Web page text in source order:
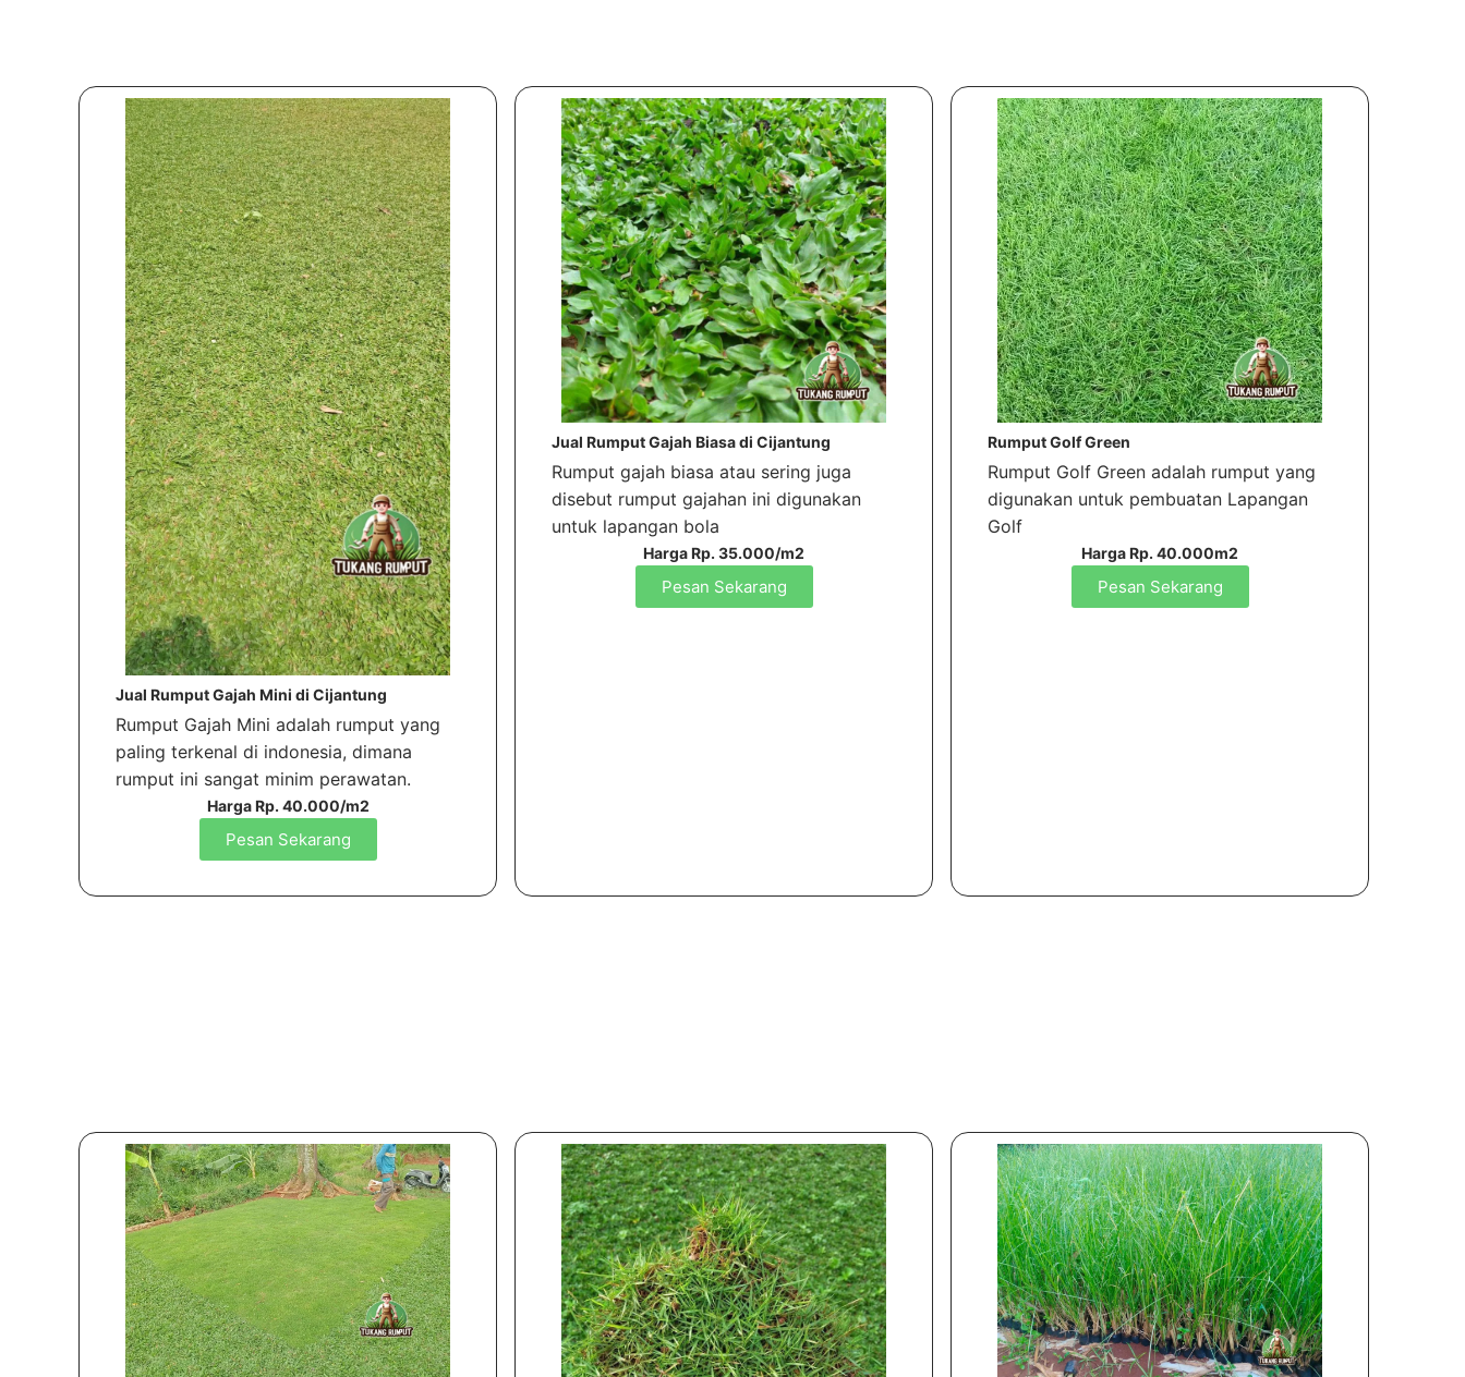
Jual Rumput Gajah Mini di Cijantung
Rumput Gajah Mini adalah rumput yang
paling terkenal di indonesia, dimana
rumput ini sangat minim perawatan.
Harga Rp. 40.000/m2
Pesan Sekarang
Jual Rumput Gajah Biasa di Cijantung
Rumput gajah biasa atau sering juga
disebut rumput gajahan ini digunakan
untuk lapangan bola
Harga Rp. 35.000/m2
Pesan Sekarang
Rumput Golf Green
Rumput Golf Green adalah rumput yang
digunakan untuk pembuatan Lapangan
Golf
Harga Rp. 40.000m2
Pesan Sekarang